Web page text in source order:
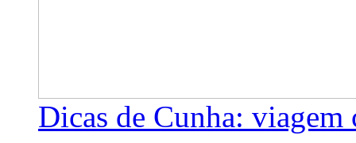
Dicas de Cunha: viagem